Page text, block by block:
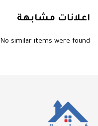
اعلانات مشابهة
No similar items were found